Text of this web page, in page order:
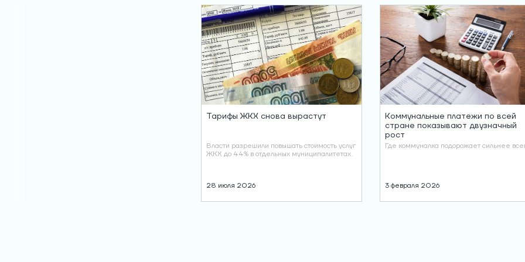
Тарифы ЖКХ снова вырастут
Власти разрешили повышать стоимость услуг
ЖКХ до 44% в отдельных муниципалитетах.
28 июля 2026
Коммунальные платежи по всей
стране показывают двузначный
рост
Где коммуналка подорожает сильнее
3 февраля 2026